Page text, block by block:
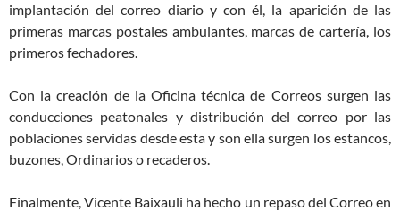
implantación del correo diario y con él, la aparición de las
primeras marcas postales ambulantes, marcas de cartería, los
primeros fechadores.
Con la creación de la Oficina técnica de Correos surgen las
conducciones peatonales y distribución del correo por las
poblaciones servidas desde esta y son ella surgen los estancos,
buzones, Ordinarios o recaderos.
Finalmente, Vicente Baixauli ha hecho un repaso del Correo en